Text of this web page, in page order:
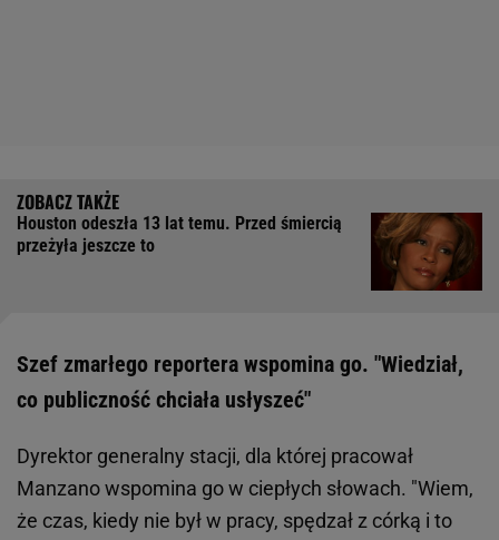
Houston odeszła 13 lat temu. Przed śmiercią
przeżyła jeszcze to
Szef zmarłego reportera wspomina go. "Wiedział,
co publiczność chciała usłyszeć"
Dyrektor generalny stacji, dla której pracował
Manzano wspomina go w ciepłych słowach. "Wiem,
że czas, kiedy nie był w pracy, spędzał z córką i to